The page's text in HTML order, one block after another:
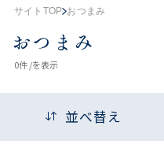
サイトTOP おつまみ
おつまみ
0件 /を表示
並べ替え